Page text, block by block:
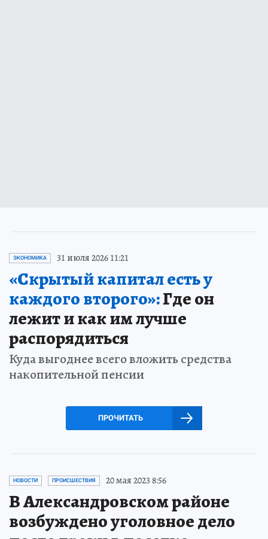
ЭКОНОМИКА 31 июля 2026 11:21
«Скрытый капитал есть у
каждого второго»:Где он
лежит и как им лучше
распорядиться
Куда выгоднее всего вложить средства
накопительной пенсии
ПРОЧИТАТЬ
НОВОСТИ ПРОИСШЕСТВИЯ 20 мая 2023 8:56
В Александровском районе
возбуждено уголовное дело